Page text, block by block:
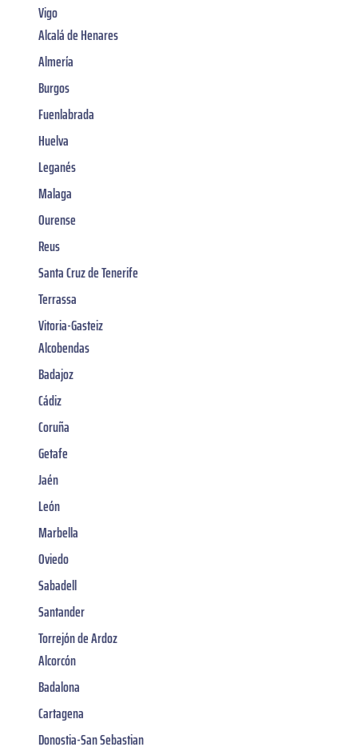
Vigo
Alcalá de Henares
Almería
Burgos
Fuenlabrada
Huelva
Leganés
Malaga
Ourense
Reus
Santa Cruz de Tenerife
Terrassa
Vitoria-Gasteiz
Alcobendas
Badajoz
Cádiz
Coruña
Getafe
Jaén
León
Marbella
Oviedo
Sabadell
Santander
Torrejón de Ardoz
Alcorcón
Badalona
Cartagena
Donostia-San Sebastian